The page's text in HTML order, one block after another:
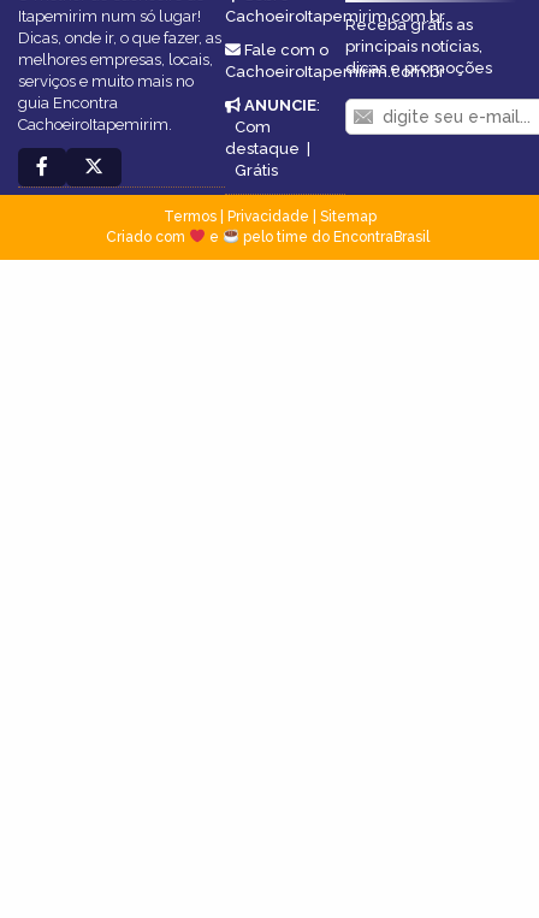
Itapemirim num só lugar!
Dicas, onde ir, o que fazer, as
melhores empresas, locais,
serviços e muito mais no
guia Encontra
CachoeiroItapemirim.
CachoeiroItapemirim.com.br
Fale com o
CachoeiroItapemirim.com.br
ANUNCIE:
Com
destaque
Grátis
Receba grátis as
principais notícias,
dicas e promoções
Termos| Privacidade
Sitemap
Criado com
e pelo time do EncontraBrasil